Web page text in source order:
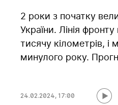
2 роки з початку
України. Лінія
тисячу кілометрів, і
минулого року.
24.02.2024, 17:00